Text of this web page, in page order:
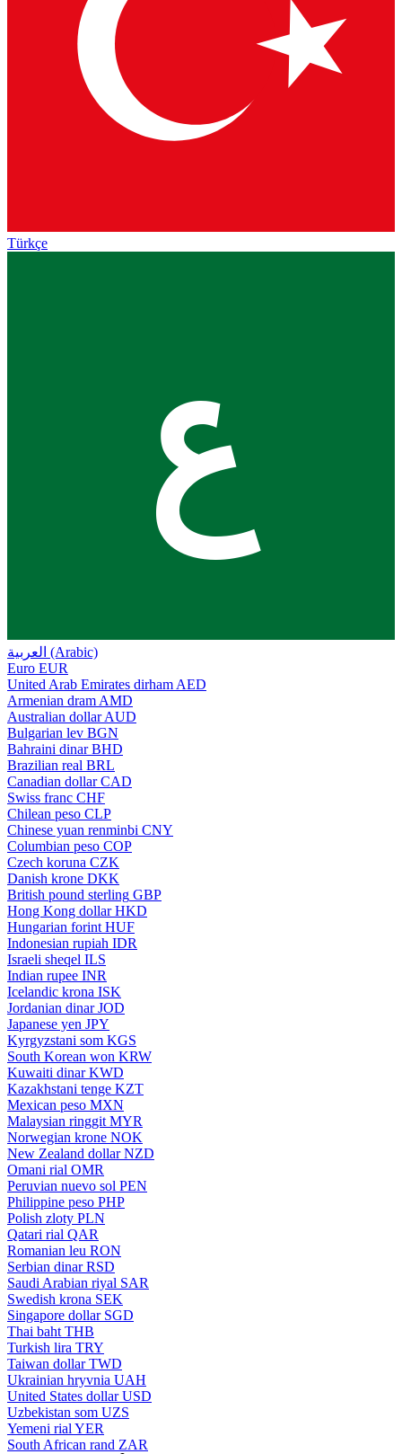
Türkçe
ع
العربية (Arabic)
Euro EUR
United Arab Emirates dirham AED
Armenian dram AMD
Australian dollar AUD
Bulgarian lev BGN
Bahraini dinar BHD
Brazilian real BRL
Canadian dollar CAD
Swiss franc CHF
Chilean peso CLP
Chinese yuan renminbi CNY
Columbian peso COP
Czech koruna CZK
Danish krone DKK
British pound sterling GBP
Hong Kong dollar HKD
Hungarian forint HUF
Indonesian rupiah IDR
Israeli sheqel ILS
Indian rupee INR
Icelandic krona ISK
Jordanian dinar JOD
Japanese yen JPY
Kyrgyzstani som KGS
South Korean won KRW
Kuwaiti dinar KWD
Kazakhstani tenge KZT
Mexican peso MXN
Malaysian ringgit MYR
Norwegian krone NOK
New Zealand dollar NZD
Omani rial OMR
Peruvian nuevo sol PEN
Philippine peso PHP
Polish zloty PLN
Qatari rial QAR
Romanian leu RON
Serbian dinar RSD
Saudi Arabian riyal SAR
Swedish krona SEK
Singapore dollar SGD
Thai baht THB
Turkish lira TRY
Taiwan dollar TWD
Ukrainian hryvnia UAH
United States dollar USD
Uzbekistan som UZS
Yemeni rial YER
South African rand ZAR